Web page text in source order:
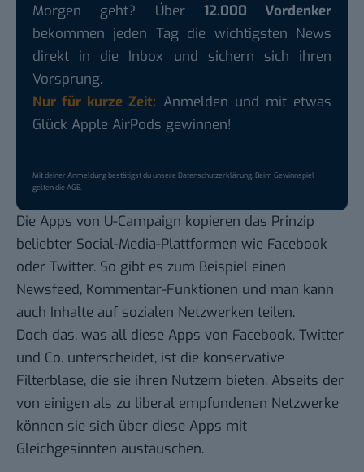
Morgen geht? Über 12.000 Vordenker
bekommen jeden Tag die wichtigsten News
direkt in die Inbox und sichern sich ihren
Vorsprung.
Nur für kurze Zeit: Anmelden und mit etwas
Glück Apple AirPods gewinnen!
Mit deiner Anmeldung bestätigst du unsereDatenschutzerklärung. Beim Gewinnspiel
gelten dieAGB.
Die Apps von U-Campaign kopieren das Prinzip
beliebter Social-Media-Plattformen wie Facebook
oder Twitter. So gibt es zum Beispiel einen
Newsfeed, Kommentar-Funktionen und man kann
auch Inhalte auf sozialen Netzwerken teilen.
Doch das, was all diese Apps von Facebook, Twitter
und Co. unterscheidet, ist die konservative
Filterblase, die sie ihren Nutzern bieten. Abseits der
von einigen als zu liberal empfundenen Netzwerke
können sie sich über diese Apps mit
Gleichgesinnten austauschen.